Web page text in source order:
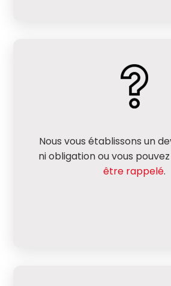
Nous vous établissons un
ni obligation ou vous pouvez
être rappelé.